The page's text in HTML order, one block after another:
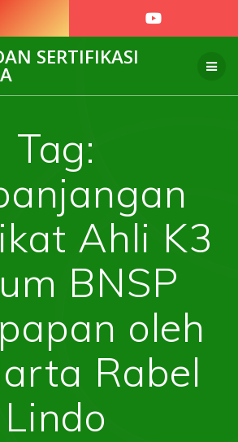
to
SERTIFIKASI
Tag:
Ahli K3
BNSP
oleh
Rabel
Lindo